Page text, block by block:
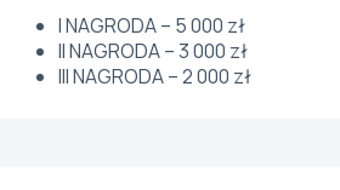
I NAGRODA – 5 000 zł
II NAGRODA – 3 000 zł
III NAGRODA – 2 000 zł